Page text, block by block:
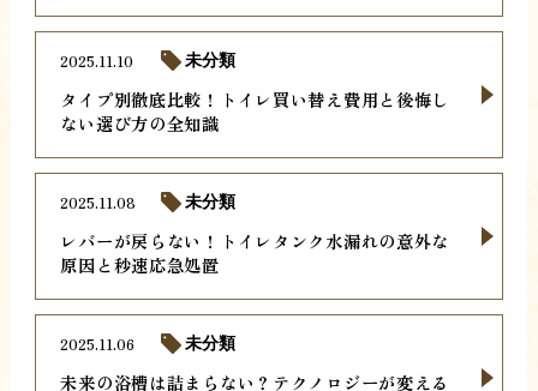
タイプ別徹底比較！トイレ買い替え費用と後悔し
ない選び方の全知識
2025.11.10 未分類
レバーが戻らない！トイレタンク水漏れの意外な
原因と秒速応急処置
2025.11.08 未分類
未来の浴槽は詰まらない？テクノロジーが変える
2025.11.06 未分類